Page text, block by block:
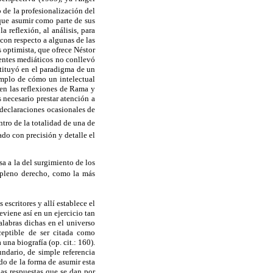
de la profesionalización del
asumir como parte de sus
reflexión, al análisis, para
respecto a algunas de las
que ofrece Néstor
mediáticos no conllevó
en el paradigma de un
de cómo un intelectual
las reflexiones de Rama y
prestar atención a
ocasionales de
de la totalidad de una de
con precisión y detalle el
a la del surgimiento de los
derecho, como la más
escritores y allí establece el
así en un ejercicio tan
dichas en el universo
de ser citada como
una biografía (op. cit.: 160).
de simple referencia
de la forma de asumir esta